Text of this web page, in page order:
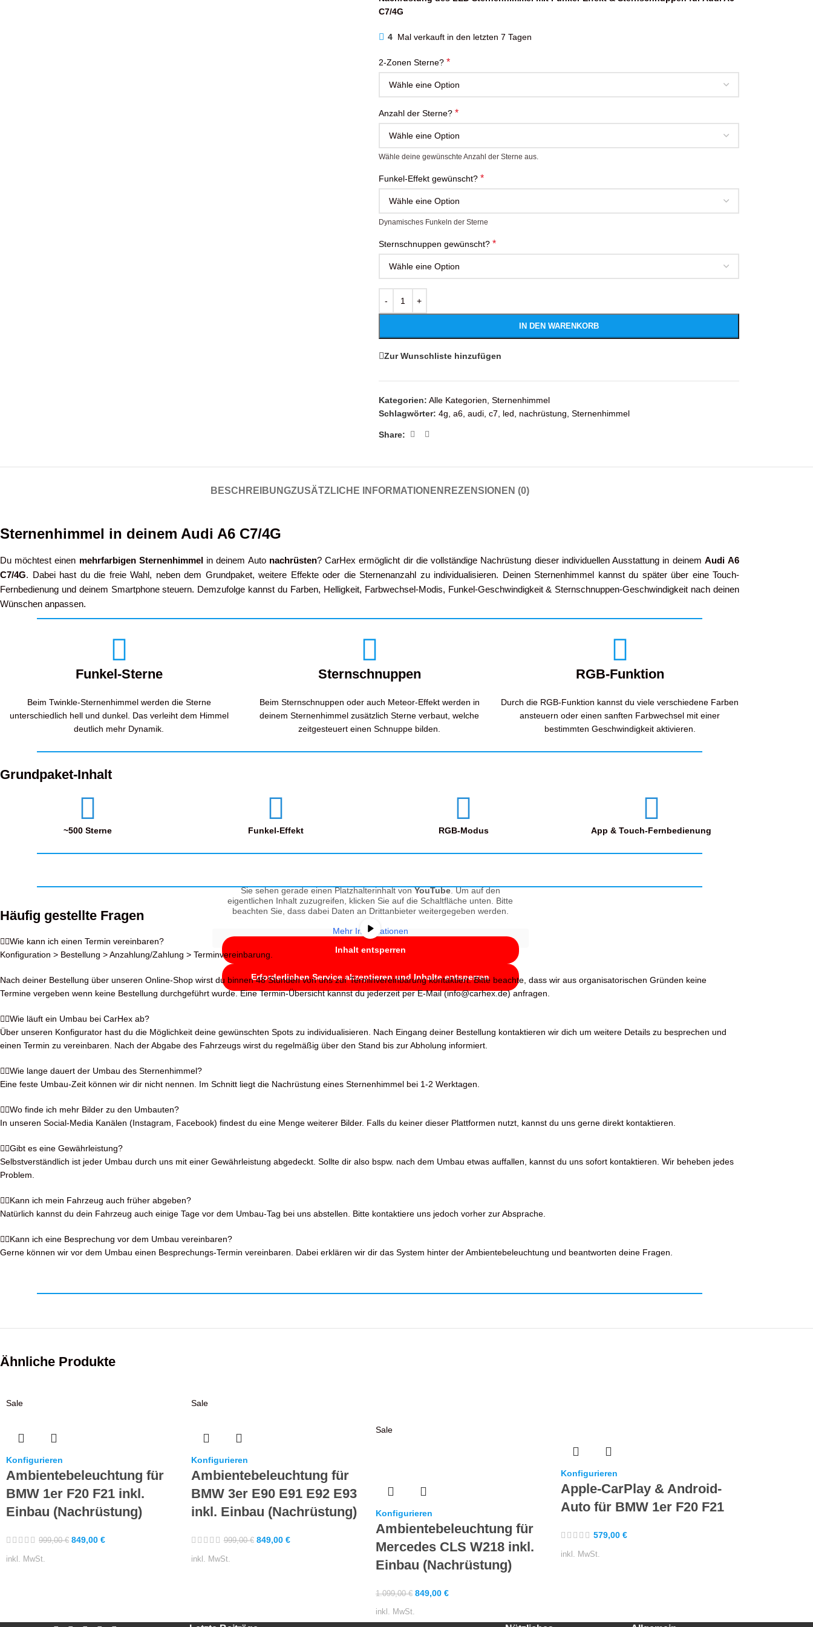
C7/4G
4 Mal verkauft in den letzten 7 Tagen
2-Zonen Sterne? *
Anzahl der Sterne? *
Wähle deine gewünschte Anzahl der Sterne aus.
Funkel-Effekt gewünscht? *
Dynamisches Funkeln der Sterne
Sternschnuppen gewünscht? *
IN DEN WARENKORB
Zur Wunschliste hinzufügen
Kategorien: Alle Kategorien Sternenhimmel
Schlagwörter: 4g a6, audi, c7 led nachrüstung Sternenhimmel
Share:
BESCHREIBUNGZUSÄTZLICHE INFORMATIONEN REZENSIONEN (0)
Sternenhimmel in deinem Audi A6 C7/4G
Du möchtest einen mehrfarbigen Sternenhimmelin deinem Auto nachrüsten? CarHex ermöglicht dir die vollständige Nachrüstung dieser individuellen Ausstattung in deinem AudiA6
C7/4G. Dabei hast du die freie Wahl, neben dem Grundpaket, weitere Effekte oder die Sternenanzahl zu individualisieren. Deinen Sternenhimmel kannst du später über eine Touch-
Fernbedienung und deinem Smartphone steuern. Demzufolge kannst du Farben, Helligkeit, Farbwechsel-Modis, Funkel-Geschwindigkeit & Sternschnuppen-Geschwindigkeit nach deinen
Wünschen anpassen.
Funkel-Sterne
Beim Twinkle-Sternenhimmel werden die Sterne
unterschiedlich hell und dunkel. Das verleiht dem Himmel
deutlich mehr Dynamik.
Sternschnuppen
Beim Sternschnuppen oder auch Meteor-Effekt werden in
deinem Sternenhimmel zusätzlich Sterne verbaut, welche
zeitgesteuert einen Schnuppe bilden.
RGB-Funktion
Durch die RGB-Funktion kannst du viele verschiedene Farben
ansteuern oder einen sanften Farbwechsel mit einer
bestimmten Geschwindigkeit aktivieren.
Grundpaket-Inhalt
~500 Sterne Funkel-Effekt RGB-Modus App & Touch-Fernbedienung
Sie sehen gerade einen Platzhalterinhalt vonYouTube. Um auf den
eigentlichen Inhalt zuzugreifen, klicken Sie auf die Schaltfläche unten. Bitte
beachten Sie, dass dabei Daten an Drittanbieter weitergegeben werden.
Mehr Informationen
Inhalt entsperren
Erforderlichen Service akzeptieren und Inhalte entsperren
Häufig gestellte Fragen
Wie kann ich einen Termin vereinbaren?
Konfiguration > Bestellung > Anzahlung/Zahlung > Terminvereinbarung.
Nach deiner Bestellung über unseren Online-Shop wirst du binnen 48 Stunden von uns zur Terminvereinbarung kontaktiert. Bitte beachte, dass wir aus organisatorischen Gründen keine
Termine vergeben wenn keine Bestellung durchgeführt wurde. Eine Termin-Übersicht kannst du jederzeit per E-Mail (info@carhex.de) anfragen.
Wie läuft ein Umbau bei CarHex ab?
Über unseren Konfigurator hast du die Möglichkeit deine gewünschten Spots zu individualisieren. Nach Eingang deiner Bestellung kontaktieren wir dich um weitere Details zu besprechen und
einen Termin zu vereinbaren. Nach der Abgabe des Fahrzeugs wirst du regelmäßig über den Stand bis zur Abholung informiert.
Wie lange dauert der Umbau des Sternenhimmel?
Eine feste Umbau-Zeit können wir dir nicht nennen. Im Schnitt liegt die Nachrüstung eines Sternenhimmel bei 1-2 Werktagen.
Wo finde ich mehr Bilder zu den Umbauten?
In unseren Social-Media Kanälen (Instagram, Facebook) findest du eine Menge weiterer Bilder. Falls du keiner dieser Plattformen nutzt, kannst du uns gerne direkt kontaktieren.
Gibt es eine Gewährleistung?
Selbstverständlich ist jeder Umbau durch uns mit einer Gewährleistung abgedeckt. Sollte dir also bspw. nach dem Umbau etwas auffallen, kannst du uns sofort kontaktieren. Wir beheben jedes
Problem.
Kann ich mein Fahrzeug auch früher abgeben?
Natürlich kannst du dein Fahrzeug auch einige Tage vor dem Umbau-Tag bei uns abstellen. Bitte kontaktiere uns jedoch vorher zur Absprache.
Kann ich eine Besprechung vor dem Umbau vereinbaren?
Gerne können wir vor dem Umbau einen Besprechungs-Termin vereinbaren. Dabei erklären wir dir das System hinter der Ambientebeleuchtung und beantworten deine Fragen.
Ähnliche Produkte
Sale
Konfigurieren
Ambientebeleuchtung für
BMW 1er F20 F21 inkl.
Einbau (Nachrüstung)
999,00€ 849,00 €
inkl. MwSt.
Sale
Konfigurieren
Ambientebeleuchtung für
BMW 3er E90 E91 E92 E93
inkl. Einbau (Nachrüstung)
999,00€ 849,00 €
inkl. MwSt.
Sale
Konfigurieren
Ambientebeleuchtung für
Mercedes CLS W218 inkl.
Einbau (Nachrüstung)
1.099,00€ 849,00 €
inkl. MwSt.
Konfigurieren
Apple-CarPlay & Android-
Auto für BMW 1er F20 F21
579,00 €
inkl. MwSt.